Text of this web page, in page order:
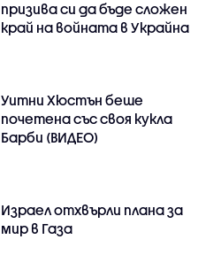
призива си да бъде сложен
край на войната в Украйна
Уитни Хюстън беше
почетена със своя кукла
Барби (ВИДЕО)
Израел отхвърли плана за
мир в Газа